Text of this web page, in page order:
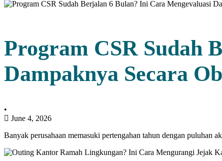
Program CSR Sudah
Dampaknya Secara
•
June 4, 2026
Banyak perusahaan memasuki pertengahan tahun dengan puluhan